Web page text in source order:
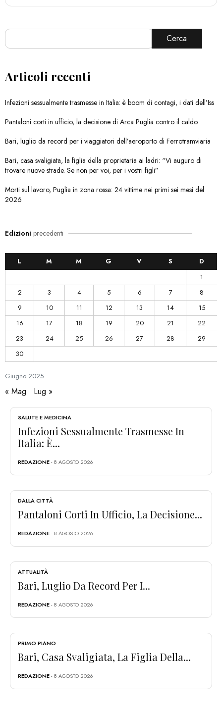
Cerca
Articoli recenti
Infezioni sessualmente trasmesse in Italia: è boom di contagi, i dati dell’Iss
Pantaloni corti in ufficio, la decisione di Arca Puglia contro il caldo
Bari, luglio da record per i viaggiatori dell’aeroporto di Ferrotramviaria
Bari, casa svaligiata, la figlia della proprietaria ai ladri: “Vi auguro di
trovare nuove strade. Se non per voi, per i vostri figli”
Morti sul lavoro, Puglia in zona rossa: 24 vittime nei primi sei mesi del
2026
Edizioni precedenti
Giugno 2025
L M M G V S
D
1
2
3 4 5 6 7
8
9
10 11 12 13 14
15
16
17 18 19 20 21
22
23
24 25 26 27 28
29
30
« Mag Lug »
SALUTE E MEDICINA
Infezioni Sessualmente Trasmesse In
Italia: È...
REDAZIONE- 8 AGOSTO 2026
DALLA CITTÀ
Pantaloni Corti In Ufficio, La Decisione...
REDAZIONE- 8 AGOSTO 2026
ATTUALITÀ
Bari, Luglio Da Record Per I...
REDAZIONE- 8 AGOSTO 2026
PRIMO PIANO
Bari, Casa Svaligiata, La Figlia Della...
REDAZIONE- 8 AGOSTO 2026